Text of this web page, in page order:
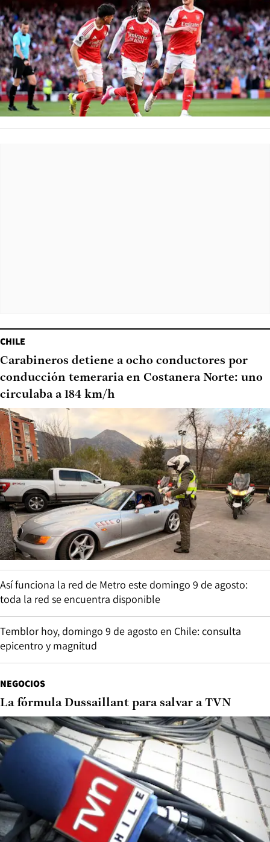
CHILE
Carabineros detiene a ocho conductores por
conducción temeraria en Costanera Norte: uno
circulaba a 184 km/h
Así funciona la red de Metro este domingo 9 de agosto:
toda la red se encuentra disponible
Temblor hoy, domingo 9 de agosto en Chile: consulta
epicentro y magnitud
NEGOCIOS
La fórmula Dussaillant para salvar a TVN